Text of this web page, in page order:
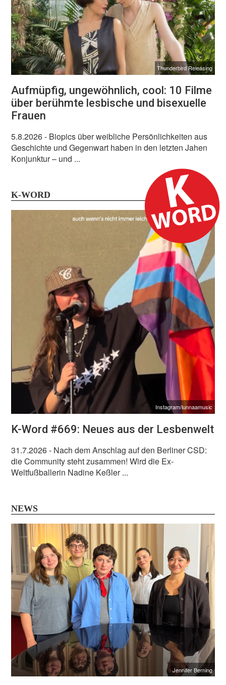
Thunderbird Releasing
Aufmüpfig, ungewöhnlich, cool: 10 Filme
über berühmte lesbische und bisexuelle
Frauen
5.8.2026- Biopics über weibliche Persönlichkeiten aus
Geschichte und Gegenwart haben in den letzten Jahen
Konjunktur – und ...
K-WORD
Instagram/lunnaamusic
K-Word #669: Neues aus der Lesbenwelt
31.7.2026- Nach dem Anschlag auf den Berliner CSD:
die Community steht zusammen! Wird die Ex-
Weltfußballerin Nadine Keßler ...
NEWS
Jennifer Berning